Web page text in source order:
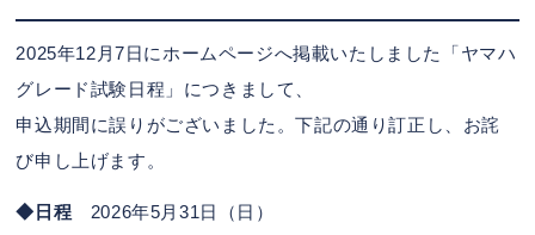
2025年12月7日にホームページへ掲載いたしました「ヤマハ
グレード試験日程」につきまして、
申込期間に誤りがございました。下記の通り訂正し、お詫
び申し上げます。
◆日程 2026年5月31日（日）